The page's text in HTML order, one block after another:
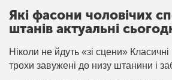
Які фасони чоловічих
штанів актуальні
Ніколи не йдуть «зі сцени»
трохи завужені до низу штанини і